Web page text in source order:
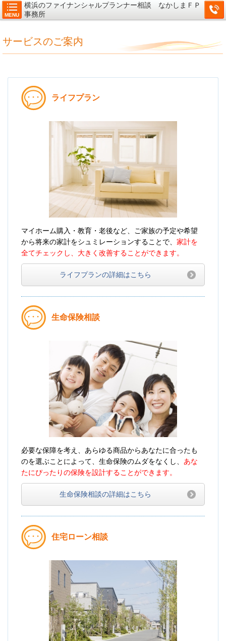
MENU
横浜のファイナンシャルプランナー相談 なかしまＦＰ
事務所
サービスのご案内
ライフプラン
マイホーム購入・教育・老後など、ご家族の予定や希望
から将来の家計をシュミレーションすることで、家計を
全てチェックし、大きく改善することができます。
ライフプランの詳細はこちら
生命保険相談
必要な保障を考え、あらゆる商品からあなたに合ったも
のを選ぶことによって、生命保険のムダをなくし、 あな
たにぴったりの保険を設計することができます。
生命保険相談の詳細はこちら
住宅ローン相談